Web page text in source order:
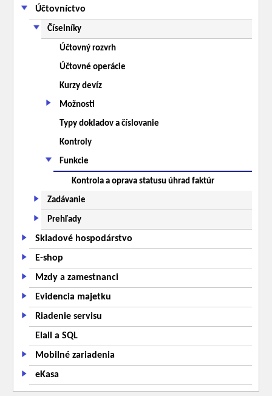
Účtovníctvo
Číselníky
Účtovný rozvrh
Účtovné operácie
Kurzy devíz
Možnosti
Typy dokladov a číslovanie
Kontroly
Funkcie
Kontrola a oprava statusu úhrad faktúr
Zadávanie
Prehľady
Skladové hospodárstvo
E-shop
Mzdy a zamestnanci
Evidencia majetku
Riadenie servisu
Elall a SQL
Mobilné zariadenia
eKasa